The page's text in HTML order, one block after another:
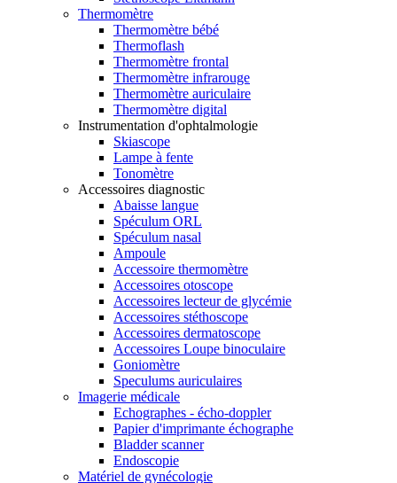
Thermomètre
Thermomètre bébé
Thermoflash
Thermomètre frontal
Thermomètre infrarouge
Thermomètre auriculaire
Thermomètre digital
Instrumentation d'ophtalmologie
Skiascope
Lampe à fente
Tonomètre
Accessoires diagnostic
Abaisse langue
Spéculum ORL
Spéculum nasal
Ampoule
Accessoire thermomètre
Accessoires otoscope
Accessoires lecteur de glycémie
Accessoires stéthoscope
Accessoires dermatoscope
Accessoires Loupe binoculaire
Goniomètre
Speculums auriculaires
Imagerie médicale
Echographes - écho-doppler
Papier d'imprimante échographe
Bladder scanner
Endoscopie
Matériel de gynécologie